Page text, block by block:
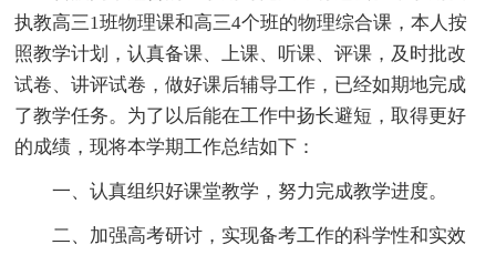
执教高三1班物理课和高三4个班的物理综合课，本人按
照教学计划，认真备课、上课、听课、评课，及时批改
试卷、讲评试卷，做好课后辅导工作，已经如期地完成
了教学任务。为了以后能在工作中扬长避短，取得更好
的成绩，现将本学期工作总结如下：
一、认真组织好课堂教学，努力完成教学进度。
二、加强高考研讨，实现备考工作的科学性和实效